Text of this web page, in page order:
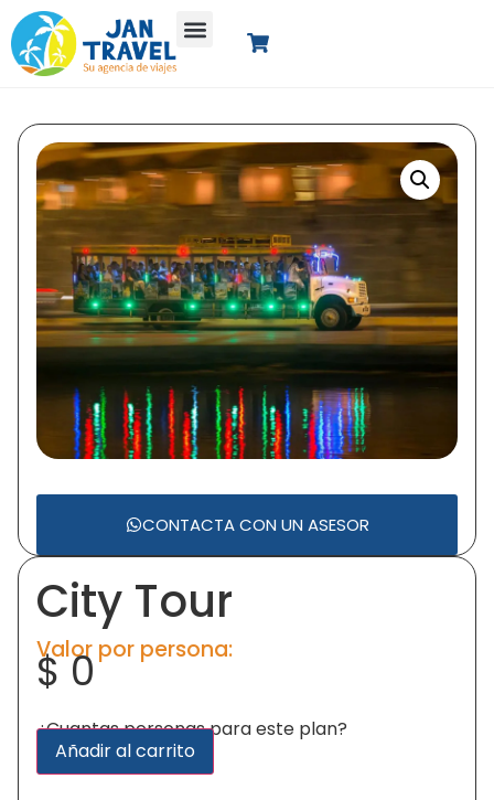
CONTACTA CON UN ASESOR
City Tour
Valor por persona:
$0
¿Cuantas personas para este plan?
Añadir al carrito
Alternative: